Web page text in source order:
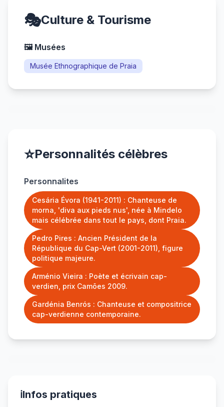
🎭Culture & Tourisme
🖼️ Musées
Musée Ethnographique de Praia
⭐Personnalités célèbres
Personnalites
Cesária Évora (1941-2011) : Chanteuse de
morna, 'diva aux pieds nus', née à Mindelo
mais célébrée dans tout le pays, dont Praia.
Pedro Pires : Ancien Président de la
République du Cap-Vert (2001-2011), figure
politique majeure.
Arménio Vieira : Poète et écrivain cap-
verdien, prix Camões 2009.
Gardénia Benrós : Chanteuse et compositrice
cap-verdienne contemporaine.
ℹ️Infos pratiques